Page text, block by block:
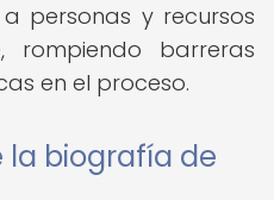
personas y recursos
rompiendo barreras
en el proceso.
la biografía de